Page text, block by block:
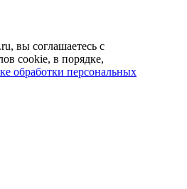
вы соглашаетесь с
cookie, в порядке,
обработки персональных